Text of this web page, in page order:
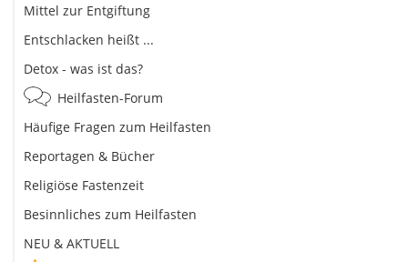
Mittel zur Entgiftung
Entschlacken heißt ...
Detox - was ist das?
Heilfasten-Forum
Häufige Fragen zum Heilfasten
Reportagen & Bücher
Religiöse Fastenzeit
Besinnliches zum Heilfasten
NEU & AKTUELL